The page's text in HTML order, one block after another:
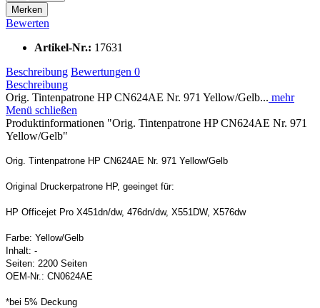
Merken
Bewerten
Artikel-Nr.: 17631
Beschreibung Bewertungen 0
Beschreibung
Orig. Tintenpatrone HP CN624AE Nr. 971 Yellow/Gelb... mehr
Menü schließen
Produktinformationen "Orig. Tintenpatrone HP CN624AE Nr. 971
Yellow/Gelb"
Orig. Tintenpatrone HP CN624AE Nr. 971 Yellow/Gelb
Original Druckerpatrone HP, geeinget für:
HP Officejet Pro X451dn/dw, 476dn/dw, X551DW, X576dw
Farbe: Yellow/Gelb
Inhalt: -
Seiten: 2200 Seiten
OEM-Nr.: CN0624AE
*bei 5% Deckung